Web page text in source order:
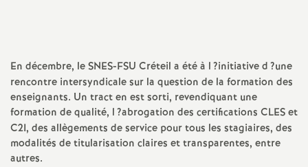
t
i
o
En décembre, leSNES-FSU Créteil a été à l?initiative d?une
rencontre intersyndicale sur la question de la formation des
enseignants. Un tract en est sorti, revendiquant une
formation de qualité, l?abrogation des certifications CLESet
C2I, des allègements de service pour tous les stagiaires, des
modalités de titularisation claires et transparentes, entre
autres.